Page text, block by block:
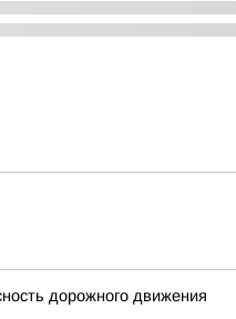
дорожного движения